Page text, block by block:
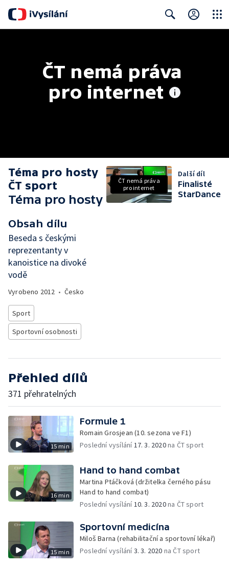
ČT nemá práva
pro internet
Téma pro hosty
ČT sport
Téma pro hosty
Obsah dílu
Beseda s českými
reprezentanty v
kanoistice na divoké
vodě
Vyrobeno 2012 • Česko
Sport
Sportovní osobnosti
ČT nemá práva
pro internet
Další díl
Finalisté
StarDance
Přehled dílů
371 přehratelných
15 min
Formule 1
Romain Grosjean (10. sezona ve F1)
Poslední vysílání17. 3. 2020na ČT sport
16 min
Hand to hand combat
Martina Ptáčková (držitelka černého pásu
Hand to hand combat)
Poslední vysílání10. 3. 2020na ČT sport
15 min
Sportovní medicína
Miloš Barna (rehabilitační a sportovní lékař)
Poslední vysílání3. 3. 2020 na ČT sport